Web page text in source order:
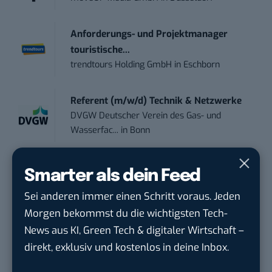
Smarter als dein Feed
Sei anderen immer einen Schritt voraus. Jeden
Morgen bekommst du die wichtigsten Tech-
News aus KI, Green Tech & digitaler Wirtschaft –
direkt, exklusiv und kostenlos in deine Inbox.
Anforderungs- und Projektmanager
touristische...
trendtours Holding GmbH in Eschborn
Referent (m/w/d) Technik & Netzwerke
DVGW Deutscher Verein des Gas- und
Wasserfac... in Bonn
Social Media Manager / Content Creator
(m/w/d)
Dr. Meyer & Meyer-Peteaux New Media
Compa...in Rastede
Social Media Specialist (w/m/d)